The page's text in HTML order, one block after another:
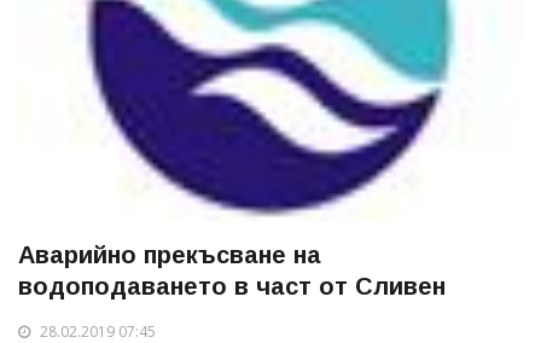
Аварийно прекъсване на
водоподаването в част от Сливен
28.02.2019 07:45